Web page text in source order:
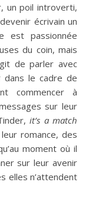
un poil introverti,
écrivain un
est passionnée
du coin, mais
de parler avec
dans le cadre de
commencer à
sur leur
it’s a match
romance, des
moment où il
sur leur avenir
elles n’attendent